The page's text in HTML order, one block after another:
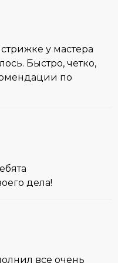
у мастера
Быстро, четко,
по
дела!
все очень